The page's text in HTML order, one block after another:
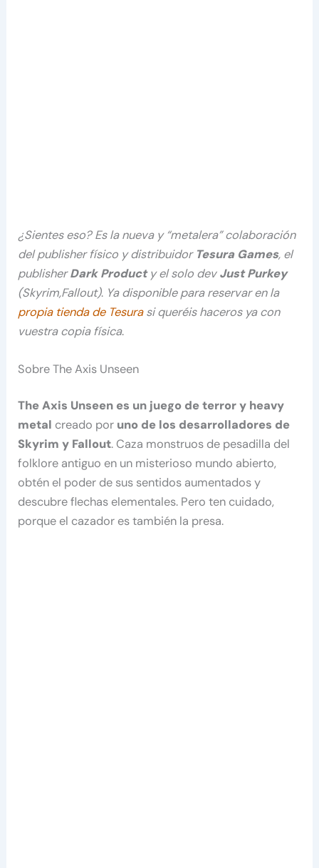
¿Sientes eso? Es la nueva y “metalera” colaboración
del publisher físico y distribuidor Tesura Games, el
publisherDark Producty el solo devJust Purkey
(Skyrim,Fallout). Ya disponible para reservar en la
propia tienda de Tesurasi queréis haceros ya con
vuestra copia física.
Sobre The Axis Unseen
The Axis Unseen es un juego de terror y heavy
metal creado por uno de los desarrolladores de
Skyrim y Fallout. Caza monstruos de pesadilla del
folklore antiguo en un misterioso mundo abierto,
obtén el poder de sus sentidos aumentados y
descubre flechas elementales. Pero ten cuidado,
porque el cazador es también la presa.